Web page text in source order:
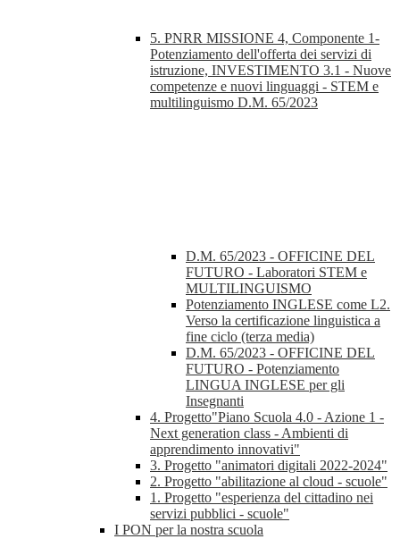
5. PNRR MISSIONE 4, Componente 1-
Potenziamento dell'offerta dei servizi di
istruzione, INVESTIMENTO 3.1 - Nuove
competenze e nuovi linguaggi - STEM e
multilinguismo D.M. 65/2023
D.M. 65/2023 - OFFICINE DEL
FUTURO - Laboratori STEM e
MULTILINGUISMO
Potenziamento INGLESE come L2.
Verso la certificazione linguistica a
fine ciclo (terza media)
D.M. 65/2023 - OFFICINE DEL
FUTURO - Potenziamento
LINGUA INGLESE per gli
Insegnanti
4. Progetto"Piano Scuola 4.0 - Azione 1 -
Next generation class - Ambienti di
apprendimento innovativi"
3. Progetto "animatori digitali 2022-2024"
2. Progetto "abilitazione al cloud - scuole"
1. Progetto "esperienza del cittadino nei
servizi pubblici - scuole"
I PON per la nostra scuola